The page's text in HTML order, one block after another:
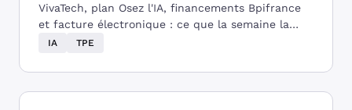
VivaTech, plan Osez l'IA, financements Bpifrance
et facture électronique : ce que la semaine la
plus IA de l'année change pour les TPE.
IA TPE